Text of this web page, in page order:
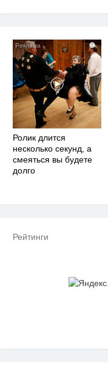
i
Ролик длится
несколько секунд, а
смеяться вы будете
долго
Рейтинги